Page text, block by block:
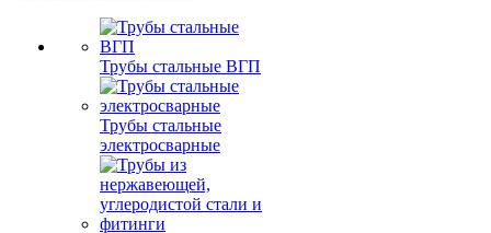
Трубы стальные ВГП
Трубы стальные
электросварные